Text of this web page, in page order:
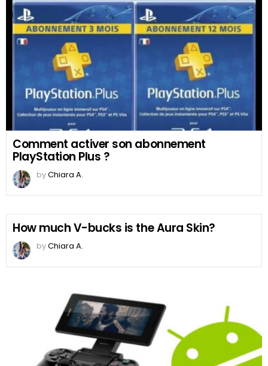
Comment activer son abonnement
PlayStation Plus ?
byChiara A.
How much V-bucks is the Aura Skin?
byChiara A.